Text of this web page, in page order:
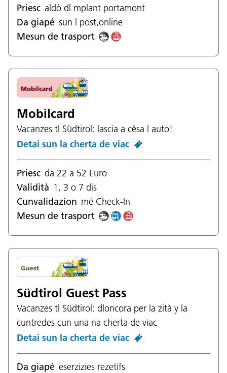
Priesc aldò dl mplant portamont
Da giapé sun l post,online
Mesun de trasport
Mobilcard
Vacanzes tl Südtirol: lascia a cësa l auto!
Detai sun la cherta de viac
Priesc da 22 a 52 Euro
Validità 1, 3 o 7 dis
Cunvalidazion mé Check-In
Mesun de trasport
Südtirol Guest Pass
Vacanzes tl Südtirol: dloncora per la zità y la
cuntredes cun una na cherta de viac
Detai sun la cherta de viac
Da giapé eserzizies rezetifs